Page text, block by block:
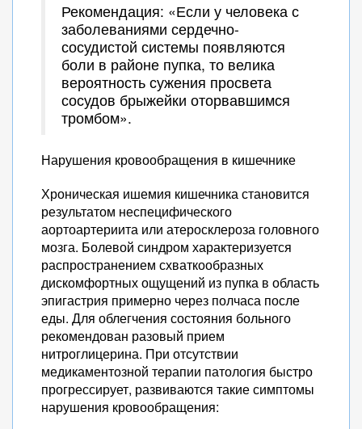
Рекомендация: «Если у человека с
заболеваниями сердечно-
сосудистой системы появляются
боли в районе пупка, то велика
вероятность сужения просвета
сосудов брыжейки оторвавшимся
тромбом».
Нарушения кровообращения в кишечнике
Хроническая ишемия кишечника становится
результатом неспецифического
аортоартериита или атеросклероза головного
мозга. Болевой синдром характеризуется
распространением схваткообразных
дискомфортных ощущений из пупка в область
эпигастрия примерно через полчаса после
еды. Для облегчения состояния больного
рекомендован разовый прием
нитроглицерина. При отсутствии
медикаментозной терапии патология быстро
прогрессирует, развиваются такие симптомы
нарушения кровообращения: